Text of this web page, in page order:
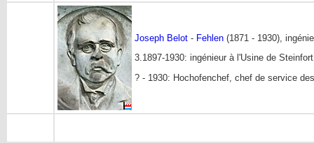
Joseph Belot - Fehlen (1871 - 1930),
3.1897-1930: ingénieur à l'Usine de Steinfort
? - 1930: Hochofenchef, chef de service